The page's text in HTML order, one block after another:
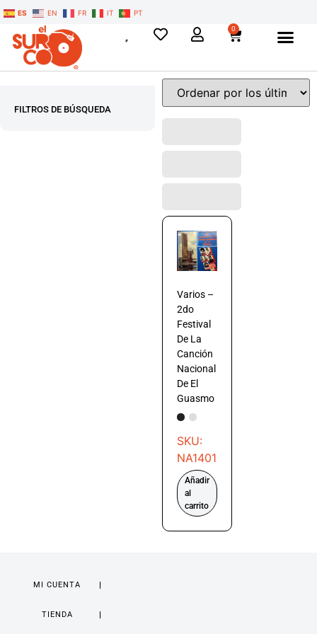
ES EN FR IT PT
0
FILTROS DE BÚSQUEDA
Varios –
2do
Festival
De La
Canción
Nacional
De El
Guasmo
SKU:
NA1401
Añadir
al
carrito
MI CUENTA
TIENDA